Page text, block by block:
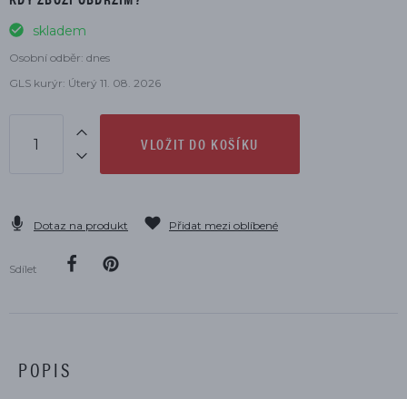
skladem
Osobní odběr: dnes
GLS kurýr: Úterý 11. 08. 2026
VLOŽIT DO KOŠÍKU
Dotaz na produkt Přidat mezi oblíbené
Sdílet
POPIS